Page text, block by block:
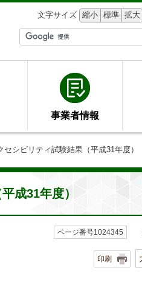
文字サイズ 縮小 標準 拡大
事業者情報
セシビリティ試験結果（平成31年度）
成31年度）
ページ番号1024345
印刷